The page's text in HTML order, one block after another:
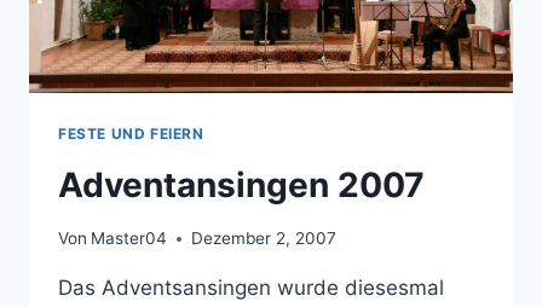
FESTE UND FEIERN
Adventansingen 2007
Von Master04 Dezember 2, 2007
Das Adventsansingen wurde diesesmal